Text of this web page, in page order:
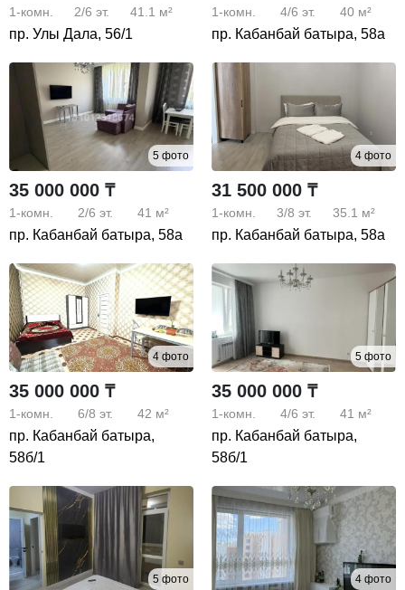
1-комн. 2/6 эт. 41.1 м²
пр. Улы Дала, 56/1
1-комн. 4/6 эт. 40 м²
пр. Кабанбай батыра, 58а
5 фото
35 000 000 ₸
1-комн. 2/6 эт. 41 м²
пр. Кабанбай батыра, 58а
4 фото
31 500 000 ₸
1-комн. 3/8 эт. 35.1 м²
пр. Кабанбай батыра, 58а
4 фото
35 000 000 ₸
1-комн. 6/8 эт. 42 м²
пр. Кабанбай батыра,
58б/1
5 фото
35 000 000 ₸
1-комн. 4/6 эт. 41 м²
пр. Кабанбай батыра,
58б/1
5 фото 4 фото